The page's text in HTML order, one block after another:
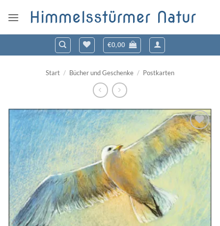
Inhalt
Himmelsstürmer Natur
€0,00
Start / Bücher und Geschenke / Postkarten
Zum
Wunschzettel
hinzufügen